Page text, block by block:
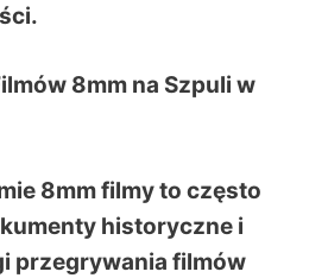
8mm na Szpuli w
8mm filmy to często
historyczne i
przegrywania filmów